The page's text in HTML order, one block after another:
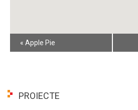
Event
Navigation
« Apple Pie
PROIECTE